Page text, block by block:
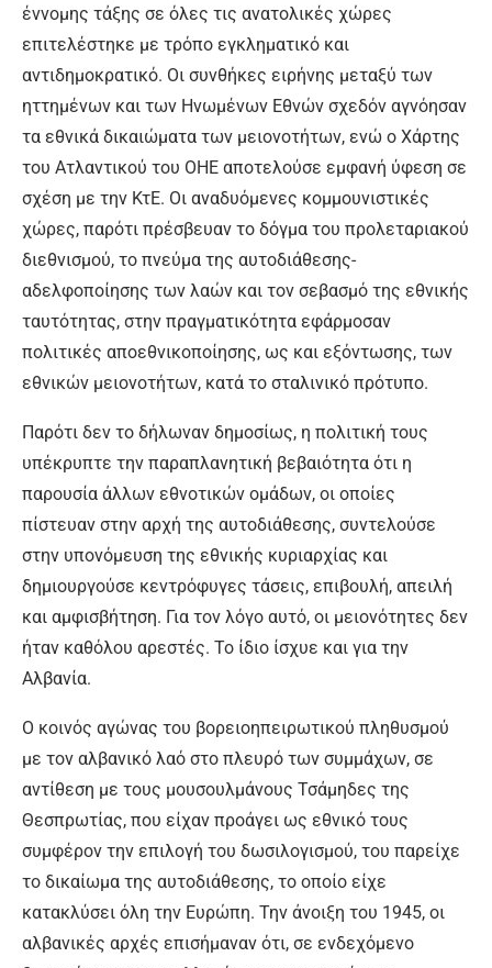
έννομης τάξης σε όλες τις ανατολικές χώρες
επιτελέστηκε με τρόπο εγκληματικό και
αντιδημοκρατικό. Οι συνθήκες ειρήνης μεταξύ των
ηττημένων και των Ηνωμένων Εθνών σχεδόν αγνόησαν
τα εθνικά δικαιώματα των μειονοτήτων, ενώ ο Χάρτης
του Ατλαντικού του ΟΗΕ αποτελούσε εμφανή ύφεση σε
σχέση με την ΚτΕ. Οι αναδυόμενες κομμουνιστικές
χώρες, παρότι πρέσβευαν το δόγμα του προλεταριακού
διεθνισμού, το πνεύμα της αυτοδιάθεσης-
αδελφοποίησης των λαών και τον σεβασμό της εθνικής
ταυτότητας, στην πραγματικότητα εφάρμοσαν
πολιτικές αποεθνικοποίησης, ως και εξόντωσης, των
εθνικών μειονοτήτων, κατά το σταλινικό πρότυπο.
Παρότι δεν το δήλωναν δημοσίως, η πολιτική τους
υπέκρυπτε την παραπλανητική βεβαιότητα ότι η
παρουσία άλλων εθνοτικών ομάδων, οι οποίες
πίστευαν στην αρχή της αυτοδιάθεσης, συντελούσε
στην υπονόμευση της εθνικής κυριαρχίας και
δημιουργούσε κεντρόφυγες τάσεις, επιβουλή, απειλή
και αμφισβήτηση. Για τον λόγο αυτό, οι μειονότητες δεν
ήταν καθόλου αρεστές. Το ίδιο ίσχυε και για την
Αλβανία.
Ο κοινός αγώνας του βορειοηπειρωτικού πληθυσμού
με τον αλβανικό λαό στο πλευρό των συμμάχων, σε
αντίθεση με τους μουσουλμάνους Τσάμηδες της
Θεσπρωτίας, που είχαν προάγει ως εθνικό τους
συμφέρον την επιλογή του δωσιλογισμού, του παρείχε
το δικαίωμα της αυτοδιάθεσης, το οποίο είχε
κατακλύσει όλη την Ευρώπη. Την άνοιξη του 1945, οι
αλβανικές αρχές επισήμαναν ότι, σε ενδεχόμενο